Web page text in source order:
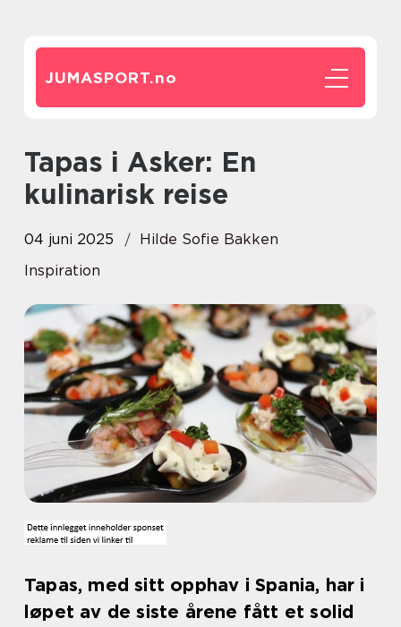
JUMASPORT.no
Tapas i Asker: En
kulinarisk reise
04 juni 2025
Hilde Sofie Bakken
Inspiration
Tapas, med sitt opphav i Spania, har i
løpet av de siste årene fått et solid